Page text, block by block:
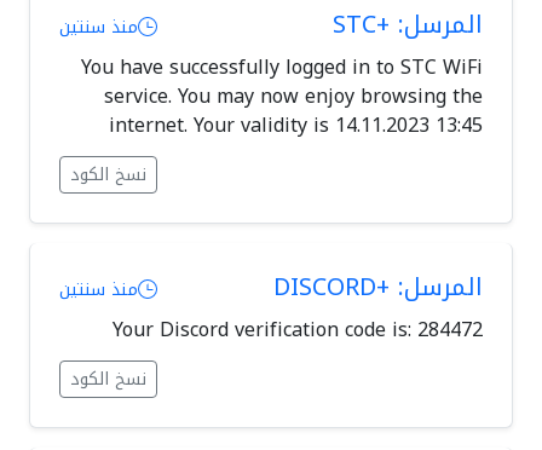
المرسل: +STC منذ سنتين
You have successfully logged in to STC WiFi
service. You may now enjoy browsing the
internet. Your validity is 14.11.2023 13:45
نسخ الكود
المرسل: +DISCORD منذ سنتين
Your Discord verification code is: 284472
نسخ الكود